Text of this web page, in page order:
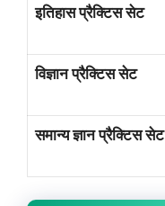
इतिहास प्रैक्टिस सेट
विज्ञान प्रैक्टिस सेट
समान्य ज्ञान प्रैक्टिस सेट